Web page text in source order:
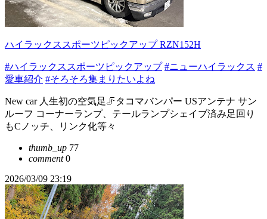
ハイラックススポーツピックアップ RZN152H
#ハイラックススポーツピックアップ #ニューハイラックス #
愛車紹介 #そろそろ集まりたいよね
New car 人生初の空気足🦵タコマバンパー USアンテナ サン
ルーフ コーナーランプ、テールランプシェイブ済み足回り
もCノッチ、リンク化等々
thumb_up 77
comment0
2026/03/09 23:19